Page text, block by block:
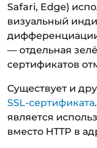
Safari, Edge)
визуальный
— отдельная
сертификатов
Существует и
SSL-сертификата
является
вместо HTTP в